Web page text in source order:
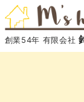
創業54年 有限会社